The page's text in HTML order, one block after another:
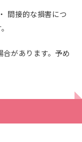
間接的な損害につ
があります。予め